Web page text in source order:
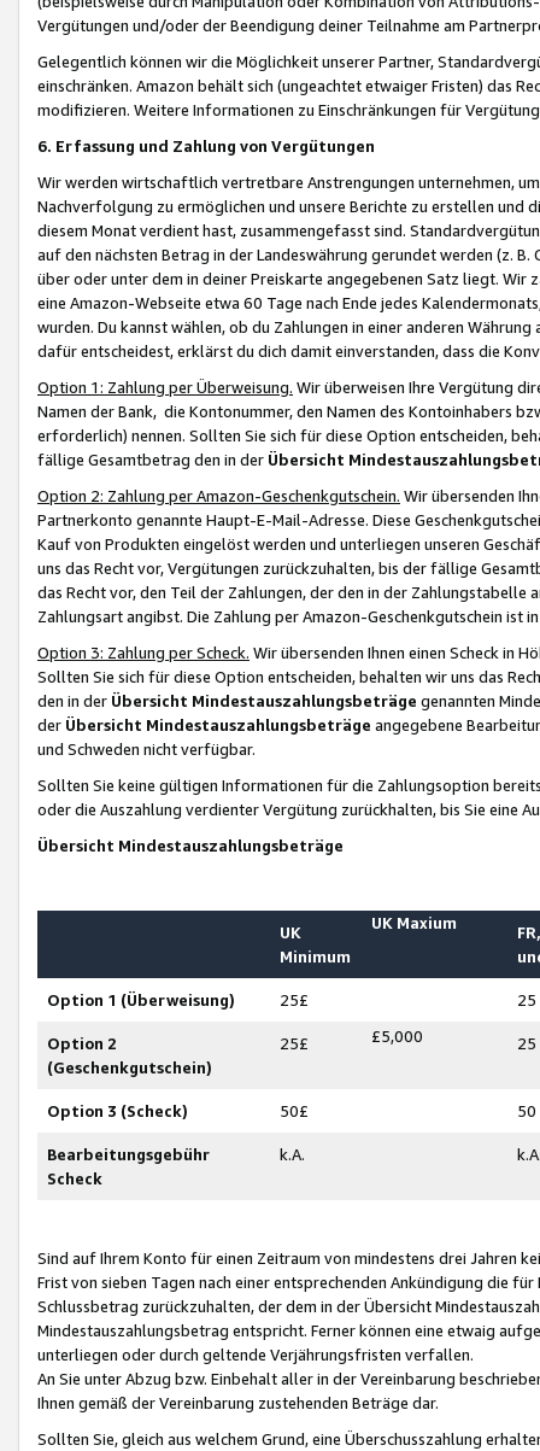
Vergütungen und/oder der Beendigung deiner Teilnahme am
Gelegentlich können wir die Möglichkeit unserer Partner,
einschränken. Amazon behält sich (ungeachtet etwaiger Fristen) das
modifizieren. Weitere Informationen zu Einschränkungen für
6. Erfassung und Zahlung von Vergütungen
Wir werden wirtschaftlich vertretbare Anstrengungen unternehmen,
Nachverfolgung zu ermöglichen und unsere Berichte zu erstellen und
diesem Monat verdient hast, zusammengefasst sind.
auf den nächsten Betrag in der Landeswährung gerundet werden (z.
über oder unter dem in deiner Preiskarte angegebenen Satz liegt.
eine Amazon-Webseite etwa 60 Tage nach Ende jedes
wurden. Du kannst wählen, ob du Zahlungen in einer anderen
dafür entscheidest, erklärst du dich damit einverstanden, dass die
Option 1: Zahlung per Überweisung. Wir überweisen Ihre Vergütung
Namen der Bank, die Kontonummer, den Namen des Kontoinhabers
erforderlich) nennen. Sollten Sie sich für diese Option entscheiden,
fällige Gesamtbetrag den in der Übersicht
Option 2: Zahlung per Amazon-Geschenkgutschein. Wir übersenden
Partnerkonto genannte Haupt-E-Mail-Adresse. Diese
Kauf von Produkten eingelöst werden und unterliegen unseren
uns das Recht vor, Vergütungen zurückzuhalten, bis der fällige
das Recht vor, den Teil der Zahlungen, der den in der
Zahlungsart angibst. Die Zahlung per Amazon-Geschenkgutschein ist
Option 3: Zahlung per Scheck. Wir übersenden Ihnen einen Scheck in
Sollten Sie sich für diese Option entscheiden, behalten wir uns das
den in der Übersicht Mindestauszahlungsbeträge genannten
der Übersicht Mindestauszahlungsbeträge angegebene
und Schweden nicht verfügbar.
Sollten Sie keine gültigen Informationen für die Zahlungsoption
oder die Auszahlung verdienter Vergütung zurückhalten, bis Sie
Übersicht Mindestauszahlungsbeträge
UK
Minimum
UK Maxium
Option 1 (Überweisung) 25£ 25
Option 2
(Geschenkgutschein)
25£ £5,000 25
Option 3 (Scheck) 50£ 50
Bearbeitungsgebühr
Scheck
k.A.
Sind auf Ihrem Konto für einen Zeitraum von mindestens drei Jahren
Frist von sieben Tagen nach einer entsprechenden Ankündigung die
Schlussbetrag zurückzuhalten, der dem in der Übersicht
Mindestauszahlungsbetrag entspricht. Ferner können eine etwaig
unterliegen oder durch geltende Verjährungsfristen verfallen.
An Sie unter Abzug bzw. Einbehalt aller in der Vereinbarung
Ihnen gemäß der Vereinbarung zustehenden Beträge dar.
Sollten Sie, gleich aus welchem Grund, eine Überschusszahlung